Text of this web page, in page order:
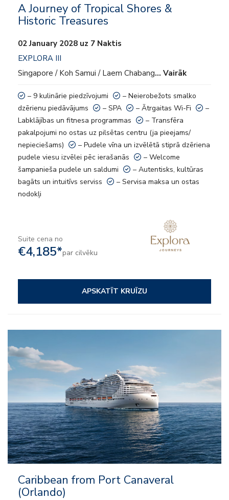
– Pudele vīna un izvēlētā stiprā dzēriena pudele viesu izvēlei pēc
– Autentisks, kultūras bagāts un intuitīvs serviss
– Servisa maksa un ostas nodokļi
A Journey of Tropical Shores &
Historic Treasures
02 January 2028 uz 7 Naktis
EXPLORA III
Singapore / Koh Samui / Laem Chabang… Vairāk
– 9 kulinārie piedzīvojumi
– Neierobežots smalko
dzērienu piedāvājums
– SPA – Ātrgaitas Wi-Fi
–
Labklājības un fitnesa programmas
– Transfēra
pakalpojumi no ostas uz pilsētas centru (ja pieejams/
nepieciešams)
– Pudele vīna un izvēlētā stiprā dzēriena
pudele viesu izvēlei pēc ierašanās
– Welcome
šampanieša pudele un saldumi
– Autentisks, kultūras
bagāts un intuitīvs serviss
– Servisa maksa un ostas
nodokļi
Suite cena no
€4,185*par cilvēku
APSKATĪT KRUĪZU
– Izklaide
– Uz kuģa aktivitātes
– Klubi bērniem un pusaudžiem
Caribbean from Port Canaveral
(Orlando)